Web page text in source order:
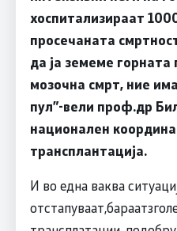
хоспитализираат
просечаната
да ја земеме горната
мозочна смрт, ние
пул”-вели проф.др
национален
трансплантација.
И во една ваква